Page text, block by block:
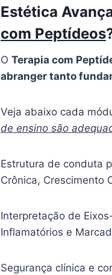
Estética
com Peptídeos
O Terapia com
abranger tanto
Veja abaixo cada
de ensino são
Estrutura de conduta
Crônica, Crescimento
Interpretação de
Inflamatórios e
Segurança clínica e